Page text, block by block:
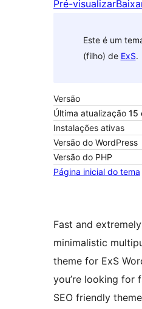
Pré-visualizar
Este é um
(filho) de ExS.
Versão
Última atualização 15
Instalações ativas
Versão do WordPress
Versão do PHP
Página inicial do tema
Fast and
minimalistic
theme for ExS
you’re looking for
SEO friendly